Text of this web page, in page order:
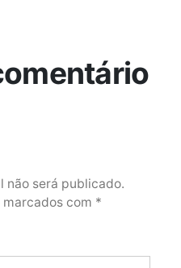
não será publicado.
com *